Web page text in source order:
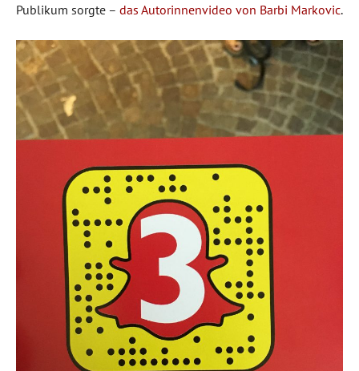
Publikum sorgte – das Autorinnenvideo von Barbi Markovic.